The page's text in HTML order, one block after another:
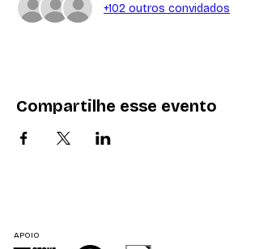
+102 outros convidados
Compartilhe esse evento
APOIO